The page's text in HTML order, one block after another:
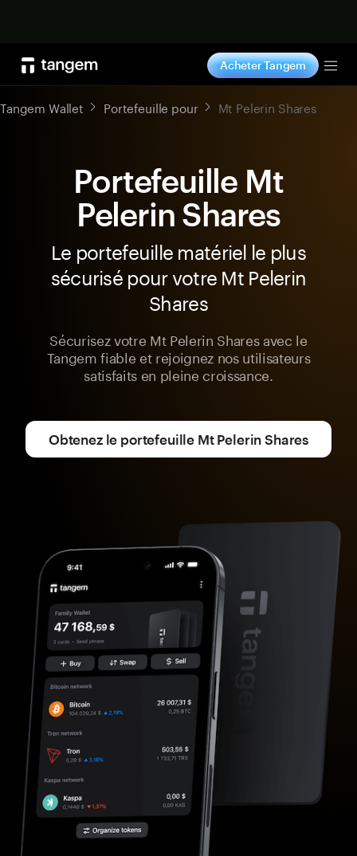
Acheter Tangem
Tangem Wallet Portefeuille pour Mt Pelerin Shares
Portefeuille Mt
Pelerin Shares
Le portefeuille matériel le plus
sécurisé pour votre Mt Pelerin
Shares
Sécurisez votre Mt Pelerin Shares avec le
Tangem fiable et rejoignez nos utilisateurs
satisfaits en pleine croissance.
Obtenez le portefeuille Mt Pelerin Shares